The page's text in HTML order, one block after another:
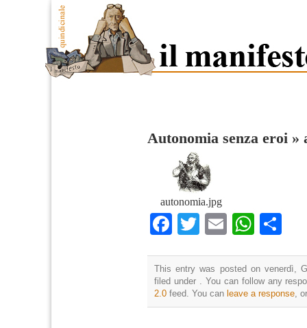
Autonomia senza eroi »
autonomia.jpg
Facebook
TwitterEmail
This entry was posted on venerdì,
filed under . You can follow any
2.0 feed. You can leave a response,